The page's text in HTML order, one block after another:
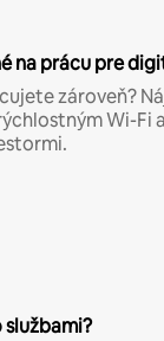
na prácu pre
zároveň?
Wi-Fi